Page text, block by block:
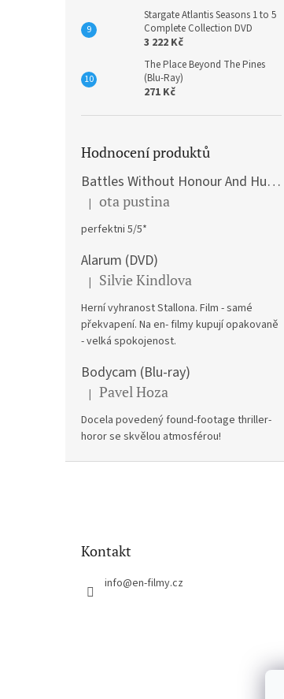
Stargate Atlantis Seasons 1 to 5
Complete Collection DVD
3 222 Kč
The Place Beyond The Pines
(Blu-Ray)
271 Kč
Hodnocení produktů
Battles Without Honour And Humanity / Yakuza Graveyad / Street Mobster DVD
Hodnocení produktu je 5 z 5 hvězdiček.
| ota pustina
perfektni 5/5*
Alarum (DVD)
Hodnocení produktu je 5 z 5 hvězdiček.
| Silvie Kindlova
Herní vyhranost Stallona. Film - samé
překvapení. Na en- filmy kupují opakovaně
- velká spokojenost.
Bodycam (Blu-ray)
Hodnocení produktu je 5 z 5 hvězdiček.
| Pavel Hoza
Docela povedený found-footage thriller-
horor se skvělou atmosférou!
Kontakt
info@en-filmy.cz